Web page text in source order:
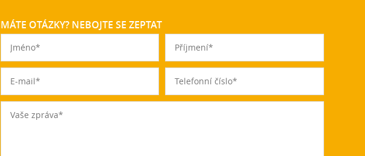
MÁTE OTÁZKY? NEBOJTE SE ZEPTAT